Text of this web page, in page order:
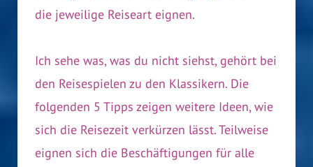
die jeweilige Reiseart eignen.
Ich sehe was, was du nicht siehst, gehört bei
den Reisespielen zu den Klassikern. Die
folgenden 5 Tipps zeigen weitere Ideen, wie
sich die Reisezeit verkürzen lässt. Teilweise
eignen sich die Beschäftigungen für alle